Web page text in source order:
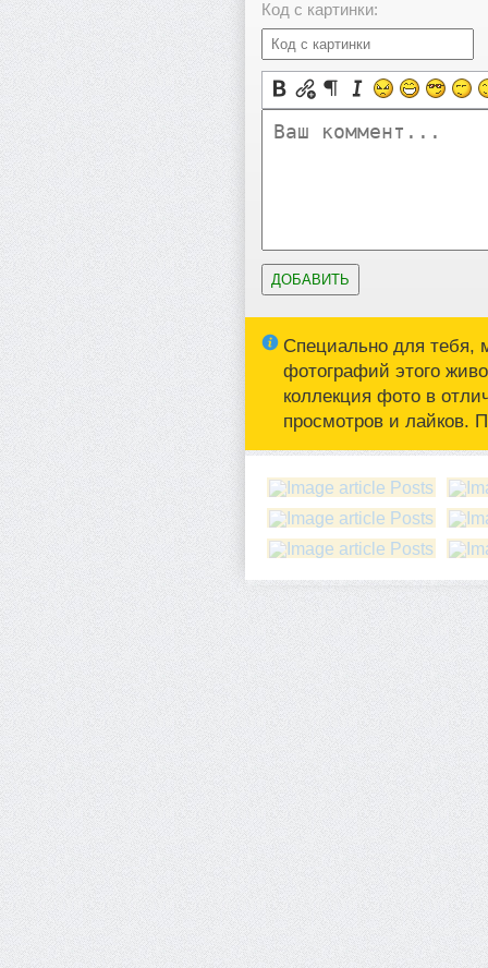
Код с картинки:
Специально для тебя,
фотографий этого
коллекция фото в
просмотров и лайков.